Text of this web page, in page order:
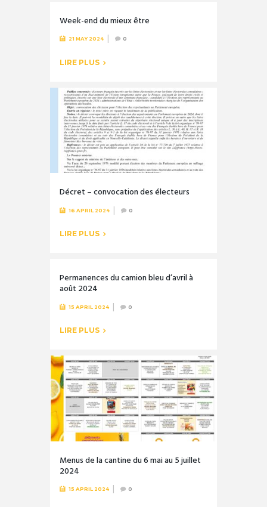
Week-end du mieux être
21 MAY 2024 0
LIRE PLUS
Décret – convocation des électeurs
16 APRIL 2024 0
LIRE PLUS
Permanences du camion bleu d’avril à
août 2024
15 APRIL 2024 0
LIRE PLUS
Menus de la cantine du 6 mai au 5 juillet
2024
15 APRIL 2024 0